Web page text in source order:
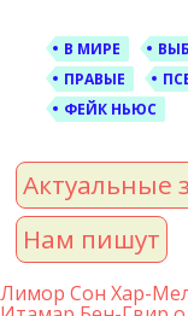
В МИРЕ
ПРАВЫЕ
ФЕЙК НЬЮС
Актуальные
Нам пишут
Лимор Сон Хар-